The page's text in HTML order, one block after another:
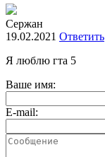
Сержан
19.02.2021 Ответить
Я люблю гта 5
Ваше имя:
E-mail: